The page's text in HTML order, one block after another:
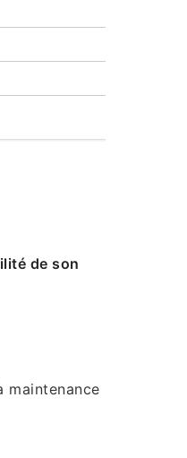
de son
maintenance